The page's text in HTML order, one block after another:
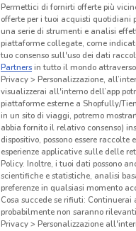
Permettici di fornirti offerte più
offerte per i tuoi acquisti quotidiani
una serie di strumenti e analisi
piattaforme collegate, come
tuo consenso sull'uso dei dati
Partnersin tutto il mondo attraverso
Privacy > Personalizzazione,
visualizzerai all'interno dell’app
piattaforme esterne a Shopfully/
in un sito di viaggi, potremo
abbia fornito il relativo consenso)
dispositivo, possono essere
esperienze applicative sulle delle
Policy. Inoltre, i tuoi dati possono
scientifiche e statistiche, analisi
preferenze in qualsiasi momento
Cosa succede se rifiuti:
probabilmente non saranno
Privacy > Personalizzazione